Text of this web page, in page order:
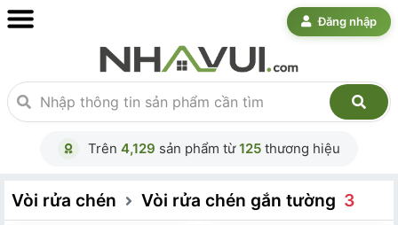
Đăng nhập
Trên 4,129 sản phẩm từ125 thương hiệu
Vòi rửa chén Vòi rửa chén gắn tường 3